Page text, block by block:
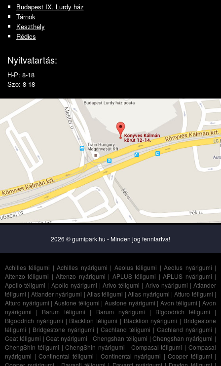
Budapest IX. Lurdy ház
Tárnok
Keszthely
Rédics
Nyitvatartás:
H-P: 8-18
Szo: 8-18
2026 © gumipark.hu - Minden jog fenntartva!
Achilles téligumi |Achilles nyárigumi | Aeolus téligumi |Aeolus nyárigumi |
Altenzo téligumi |Altenzo nyárigumi | APLUS téligumi |APLUS nyárigumi |
Apollo téligumi | Apollo nyárigumi |Arivo téligumi | Arivo nyárigumi |Atlander
téligumi | Atlander nyárigumi | Atlas téligumi |Atlas nyárigumi |Atturo téligumi |
Atturo nyárigumi |Austone téligumi |Austone nyárigumi |Avon téligumi |Avon
nyárigumi | Barum téligumi | Barum nyárigumi | Bfgoodrich téligumi |
Bfgoodrich nyárigumi | Blacklion téligumi | Blacklion nyárigumi | Bridgestone
téligumi | Bridgestone nyárigumi | Cachland téligumi | Cachland nyárigumi |
Ceat téligumi |Ceat nyárigumi | Chengshan téligumi |Chengshan nyárigumi |
ChengShin téligumi |ChengShin nyárigumi | Compasal téligumi |Compasal
nyárigumi | Continental téligumi | Continental nyárigumi | Cooper téligumi |